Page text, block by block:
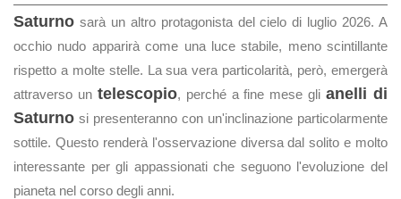
Saturno sarà un altro protagonista del cielo di luglio 2026. A
occhio nudo apparirà come una luce stabile, meno scintillante
rispetto a molte stelle. La sua vera particolarità, però, emergerà
attraverso un telescopio, perché a fine mese glianelli di
Saturno si presenteranno con un'inclinazione particolarmente
sottile. Questo renderà l'osservazione diversa dal solito e molto
interessante per gli appassionati che seguono l'evoluzione del
pianeta nel corso degli anni.